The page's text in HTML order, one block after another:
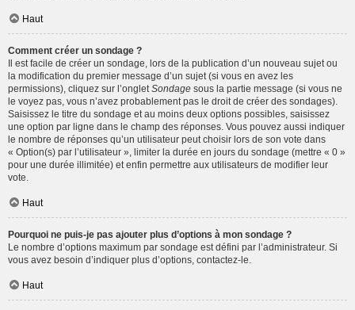
Haut
Comment créer un sondage ?
Il est facile de créer un sondage, lors de la publication d’un nouveau sujet ou
la modification du premier message d’un sujet (si vous en avez les
permissions), cliquez sur l’onglet Sondage sous la partie message (si vous ne
le voyez pas, vous n’avez probablement pas le droit de créer des sondages).
Saisissez le titre du sondage et au moins deux options possibles, saisissez
une option par ligne dans le champ des réponses. Vous pouvez aussi indiquer
le nombre de réponses qu’un utilisateur peut choisir lors de son vote dans
« Option(s) par l’utilisateur », limiter la durée en jours du sondage (mettre « 0 »
pour une durée illimitée) et enfin permettre aux utilisateurs de modifier leur
vote.
Haut
Pourquoi ne puis-je pas ajouter plus d’options à mon sondage ?
Le nombre d’options maximum par sondage est défini par l’administrateur. Si
vous avez besoin d’indiquer plus d’options, contactez-le.
Haut